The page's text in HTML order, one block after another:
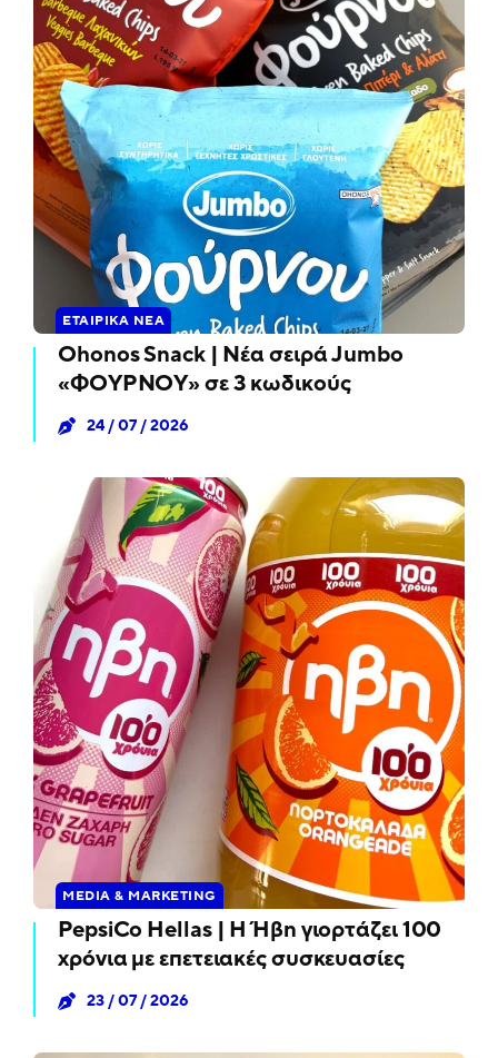
ΕΤΑΙΡΙΚΆ ΝΈΑ
Ohonos Snack | Νέα σειρά Jumbo
«ΦΟΥΡΝΟΥ» σε 3 κωδικούς
24 / 07 / 2026
MEDIA & MARKETING
PepsiCo Hellas | Η Ήβη γιορτάζει 100
χρόνια με επετειακές συσκευασίες
23 / 07 / 2026